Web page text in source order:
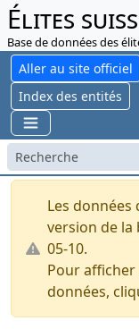
Élites
Base de données des
Aller au site officiel
Index des entités
Les données
version de la
05-10.
Pour afficher
données,